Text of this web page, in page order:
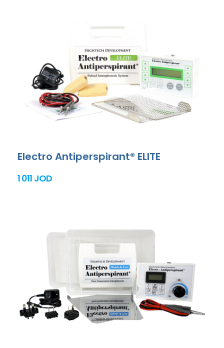
Electro Antiperspirant® ELITE
1 011 JOD